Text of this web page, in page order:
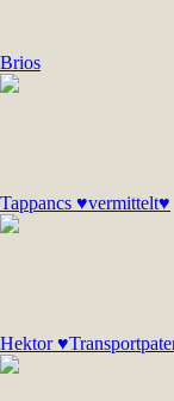
Brios
Tappancs ♥vermittelt♥
Hektor